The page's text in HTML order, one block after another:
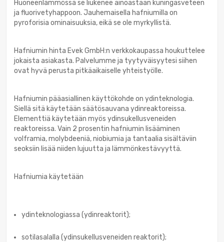
Huoneenlämmössä se liukenee ainoastaan kuningasveteen
ja fluorivetyhappoon. Jauhemaisella hafniumilla on
pyroforisia ominaisuuksia, eikä se ole myrkyllistä.
Hafniumin hinta Evek GmbH:n verkkokaupassa houkuttelee
jokaista asiakasta. Palvelumme ja tyytyväisyytesi siihen
ovat hyvä perusta pitkäaikaiselle yhteistyölle.
Hafniumin pääasiallinen käyttökohde on ydinteknologia.
Siellä sitä käytetään säätösauvana ydinreaktoreissa.
Elementtiä käytetään myös ydinsukellusveneiden
reaktoreissa. Vain 2 prosentin hafniumin lisääminen
volframia, molybdeeniä, niobiumia ja tantaalia sisältäviin
seoksiin lisää niiden lujuutta ja lämmönkestävyyttä.
Hafniumia käytetään
ydinteknologiassa (ydinreaktorit);
sotilasalalla (ydinsukellusveneiden reaktorit);